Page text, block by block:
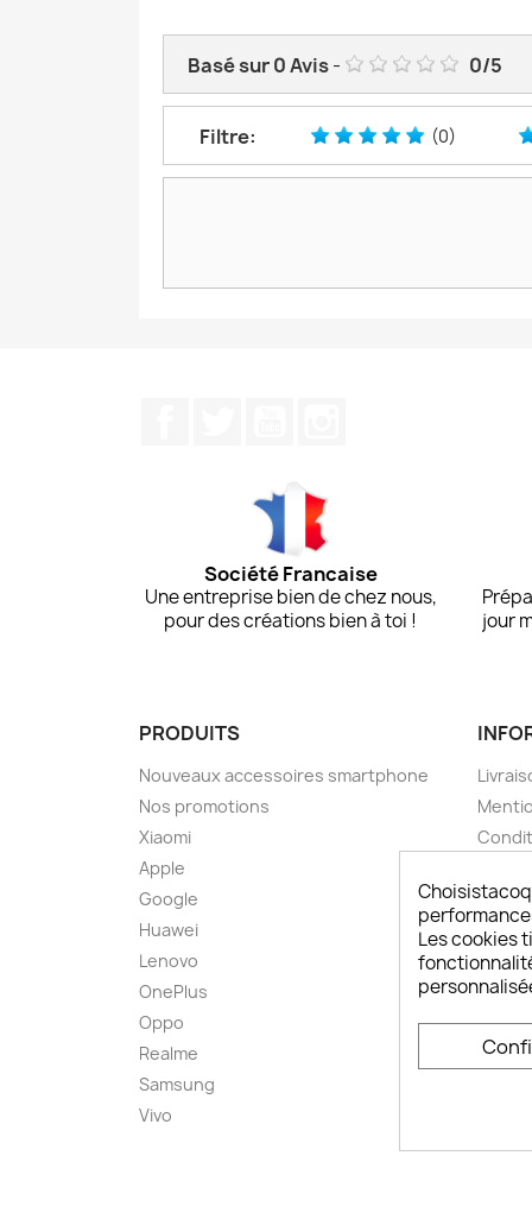
Basé sur0Avis- 0/5
Filtre: (0)
Société Francaise
Une entreprise bien de chez nous,
pour des créations bien à toi !
jour
PRODUITS
Nouveaux accessoires smartphone
Nos promotions
Xiaomi
Apple
Google
Huawei
Lenovo
OnePlus
Oppo
Realme
Samsung
Vivo
FAQ
Les cookies